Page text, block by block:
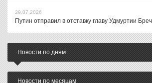
29.07.2026
Путин отправил в отставку главу Удмуртии
Новости по дням
Новости по месяцам